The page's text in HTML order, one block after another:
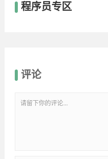
程序员专区
评论